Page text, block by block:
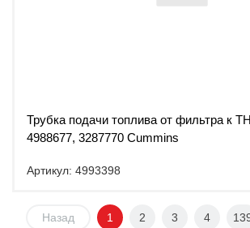
Трубка подачи топлива от фильтра к
4988677, 3287770 Cummins
Артикул: 4993398
Назад 1 2 3 4